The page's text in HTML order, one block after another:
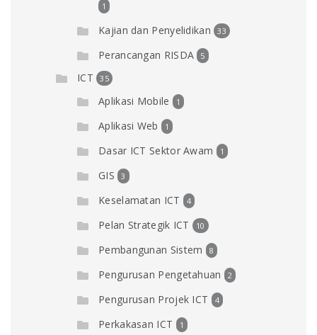
1
Kajian dan Penyelidikan 33
Perancangan RISDA 5
ICT 35
Aplikasi Mobile 1
Aplikasi Web 1
Dasar ICT Sektor Awam 1
GIS 3
Keselamatan ICT 4
Pelan Strategik ICT 10
Pembangunan Sistem 8
Pengurusan Pengetahuan 2
Pengurusan Projek ICT 4
Perkakasan ICT 1